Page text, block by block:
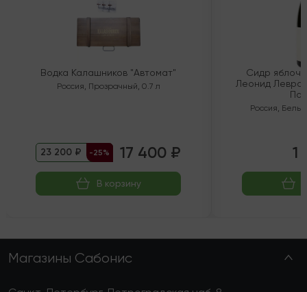
Водка Калашников "Автомат"
Россия, Прозрачный, 0.7 л
23 200 ₽ -25% 17 400 ₽
В корзину
Сидр
Леонид
Россия, Белый
1
Магазины Сабонис